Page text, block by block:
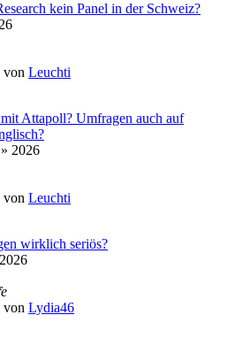
kein Panel in der Schweiz?
von Leuchti
Attapoll? Umfragen auch auf
» 2026
von Leuchti
wirklich seriös?
2026
von Lydia46